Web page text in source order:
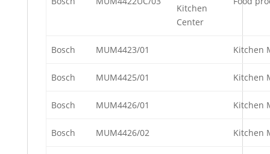
Kitchen
Center
Bosch MUM4423/01 Kitchen
Bosch MUM4425/01 Kitchen
Bosch MUM4426/01 Kitchen
Bosch MUM4426/02 Kitchen